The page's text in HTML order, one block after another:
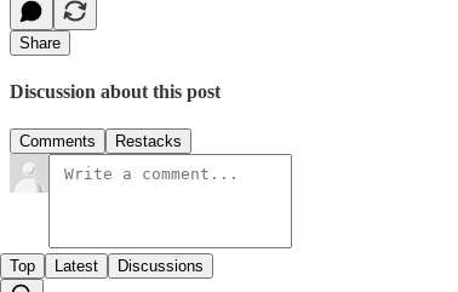
Share
Discussion about this post
Comments Restacks
Top Latest Discussions